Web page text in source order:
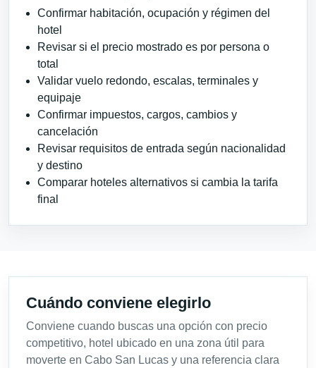
Confirmar habitación, ocupación y régimen del
hotel
Revisar si el precio mostrado es por persona o
total
Validar vuelo redondo, escalas, terminales y
equipaje
Confirmar impuestos, cargos, cambios y
cancelación
Revisar requisitos de entrada según nacionalidad
y destino
Comparar hoteles alternativos si cambia la tarifa
final
Cuándo conviene elegirlo
Conviene cuando buscas una opción con precio
competitivo, hotel ubicado en una zona útil para
moverte en Cabo San Lucas y una referencia clara